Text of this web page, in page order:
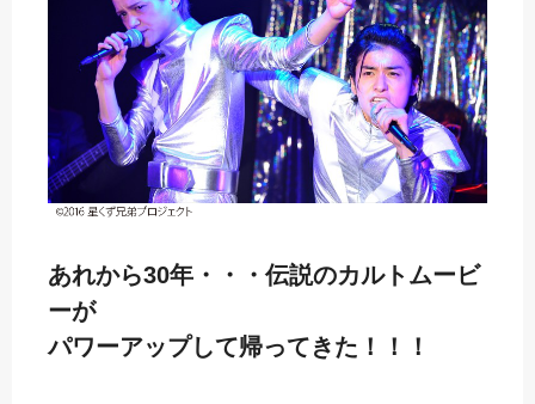
あれから30年・・・伝説のカルトムービ
ーが
パワーアップして帰ってきた！！！